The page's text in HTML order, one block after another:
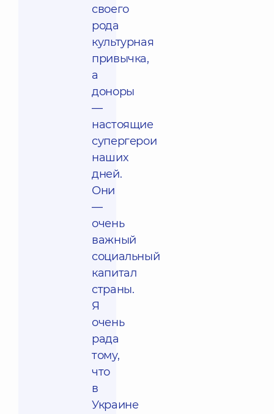
своего
рода
культурная
привычка,
а
доноры
—
настоящие
супергерои
наших
дней.
Они
—
очень
важный
социальный
капитал
страны.
Я
очень
рада
тому,
что
в
Украине